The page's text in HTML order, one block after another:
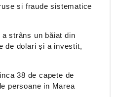
si fraude sistematice
strâns un băiat din
de dolari și a investit,
38 de capete de
persoane in Marea